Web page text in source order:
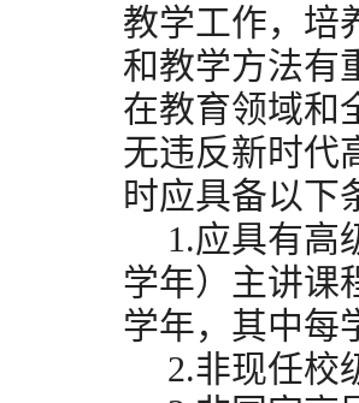
教学工作，培
和教学方法有
在教育领域和
无违反新时代
时应具备以下
1.应具有高
学年）主讲课
学年，其中每
2.非现任校